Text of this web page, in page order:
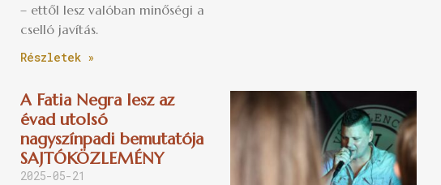
– ettől lesz valóban minőségi a
cselló javítás.
Részletek »
A Fatia Negra lesz az
évad utolsó
nagyszínpadi bemutatója
SAJTÓKÖZLEMÉNY
2025-05-21